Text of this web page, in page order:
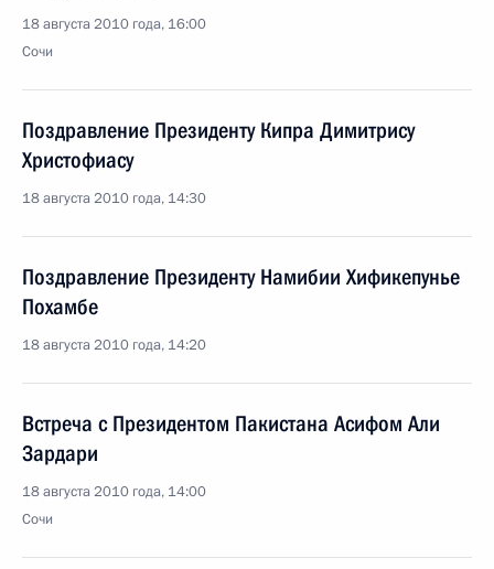
18 августа 2010 года, 16:00
Сочи
Поздравление Президенту Кипра Димитрису
Христофиасу
18 августа 2010 года, 14:30
Поздравление Президенту Намибии Хификепунье
Похамбе
18 августа 2010 года, 14:20
Встреча с Президентом Пакистана Асифом Али
Зардари
18 августа 2010 года, 14:00
Сочи